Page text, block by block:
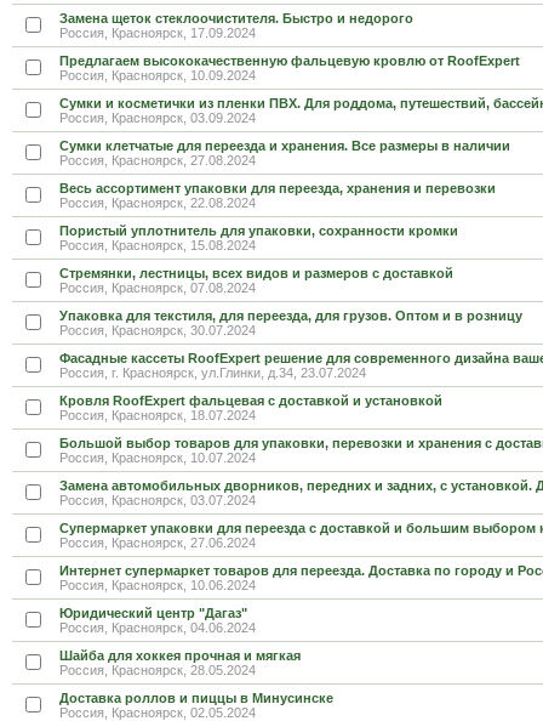
Замена щеток стеклоочистителя. Быстро и недорого
Россия, Красноярск, 17.09.2024
Предлагаем высококачественную фальцевую кровлю от RoofExpert
Россия, Красноярск, 10.09.2024
Сумки и косметички из пленки ПВХ. Для роддома, путешествий,
Россия, Красноярск, 03.09.2024
Сумки клетчатые для переезда и хранения. Все размеры в наличии
Россия, Красноярск, 27.08.2024
Весь ассортимент упаковки для переезда, хранения и перевозки
Россия, Красноярск, 22.08.2024
Пористый уплотнитель для упаковки, сохранности кромки
Россия, Красноярск, 15.08.2024
Стремянки, лестницы, всех видов и размеров с доставкой
Россия, Красноярск, 07.08.2024
Упаковка для текстиля, для переезда, для грузов. Оптом и в розницу
Россия, Красноярск, 30.07.2024
Фасадные кассеты RoofExpert решение для современного дизайна
Россия, г. Красноярск, ул.Глинки, д.34, 23.07.2024
Кровля RoofExpert фальцевая с доставкой и установкой
Россия, Красноярск, 18.07.2024
Большой выбор товаров для упаковки, перевозки и хранения с
Россия, Красноярск, 10.07.2024
Замена автомобильных дворников, передних и задних, с установкой.
Россия, Красноярск, 03.07.2024
Супермаркет упаковки для переезда с доставкой и большим выбором
Россия, Красноярск, 27.06.2024
Интернет супермаркет товаров для переезда. Доставка по городу и
Россия, Красноярск, 10.06.2024
Юридический центр "Дагаз"
Россия, Красноярск, 04.06.2024
Шайба для хоккея прочная и мягкая
Россия, Красноярск, 28.05.2024
Доставка роллов и пиццы в Минусинске
Россия, Красноярск, 02.05.2024